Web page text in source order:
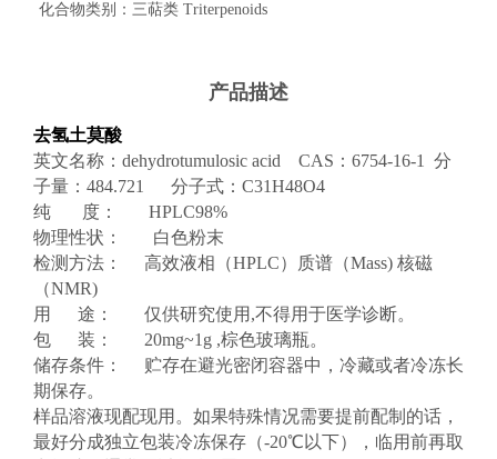
化合物类别： 三萜类 Triterpenoids
产品描述
去氢土莫酸
英文名称：dehydrotumulosic acid CAS：6754-16-1 分
子量：484.721 分子式：C31H48O4
纯 度： HPLC98%
物理性状： 白色粉末
检测方法： 高效液相（HPLC）质谱（Mass) 核磁
（NMR)
用 途： 仅供研究使用,不得用于医学诊断。
包 装： 20mg~1g ,棕色玻璃瓶。
储存条件： 贮存在避光密闭容器中，冷藏或者冷冻长
期保存。
样品溶液现配现用。如果特殊情况需要提前配制的话，
最好分成独立包装冷冻保存（-20℃以下），临用前再取